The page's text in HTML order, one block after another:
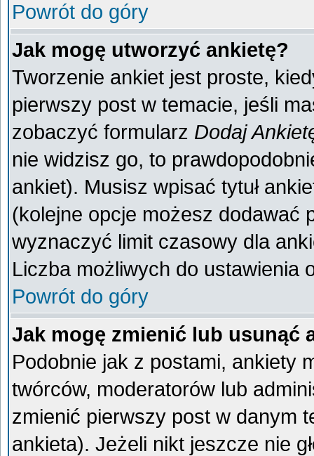
Powrót do góry
Jak mogę utworzyć ankietę?
Tworzenie ankiet jest proste,
pierwszy post w temacie, jeśli
zobaczyć formularz Dodaj
nie widzisz go, to
ankiet). Musisz wpisać tytuł
(kolejne opcje możesz dodawać
wyznaczyć limit czasowy dla
Liczba możliwych do ustawienia
Powrót do góry
Jak mogę zmienić lub usunąć
Podobnie jak z postami, ankiety
twórców, moderatorów lub
zmienić pierwszy post w danym
ankieta). Jeżeli nikt jeszcze nie